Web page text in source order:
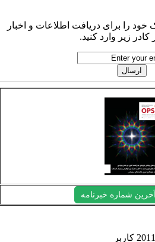
را برای دریافت اطلاعات و اخبار
کادر زیر وارد کنید.
شماره خبرنامه